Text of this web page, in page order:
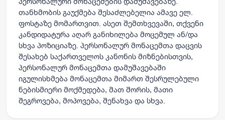
თანხმობის გაუქმება შესაძლებელია ამავე ელ.
ფოსტაზე მომართვით. ასეთ შემთხვევაში, თქვენი
კანდიდატურა აღარ განიხილება მოცემულ ან/და
სხვა პოზიციაზე. პერსონალურ მონაცემთა დაცვის
შესახებ საქართველოს კანონის მიზნებისთვის,
პერსონალურ მონაცემთა დამუშავებაში
იგულისხმება მონაცემთა მიმართ შესრულებული
ნებისმიერი მოქმედება, მათ შორის, მათი
შეგროვება, მოპოვება, შენახვა და სხვა.